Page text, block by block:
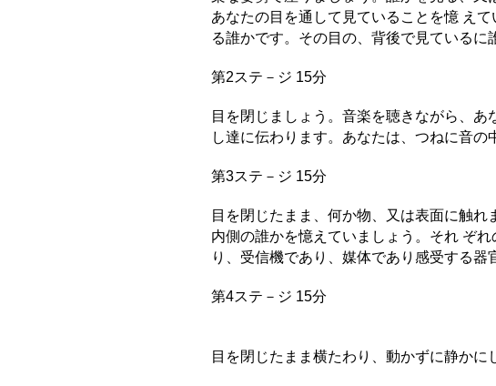
あなたの目を通して見ていることを憶 え
る誰かです。その目の、背後で見ているに
第2ステ－ジ 15分
目を閉じましょう。音楽を聴きながら、
し達に伝わります。あなたは、つねに音の
第3ステ－ジ 15分
目を閉じたまま、何か物、又は表面に触れ
内側の誰かを憶えていましょう。それ ぞ
り、受信機であり、媒体であり感受する器
第4ステ－ジ 15分
目を閉じたまま横たわり、動かずに静かに